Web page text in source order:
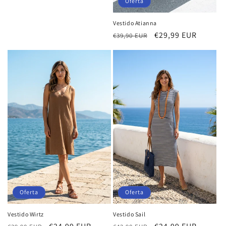
Vestido Atianna
Precio
€39,90 EUR
Precio
€29,99 EUR
Oferta
Vestido Wirtz
Oferta
Vestido Sail